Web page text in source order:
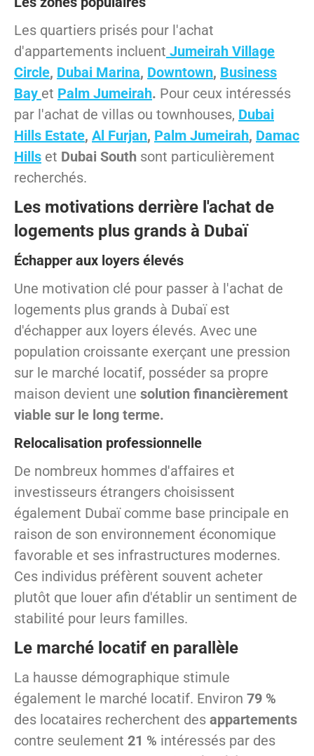
Les quartiers prisés pour l'achat
d'appartements incluent Jumeirah Village
Circle, Dubai Marina, Downtown, Business
Bay et Palm Jumeirah. Pour ceux intéressés
par l'achat de villas ou townhouses, Dubai
Hills Estate, Al Furjan, Palm Jumeirah, Damac
Hills et Dubai South sont particulièrement
recherchés.
Les motivations derrière l'achat de
logements plus grands à Dubaï
Échapper aux loyers élevés
Une motivation clé pour passer à l'achat de
logements plus grands à Dubaï est
d'échapper aux loyers élevés. Avec une
population croissante exerçant une pression
sur le marché locatif, posséder sa propre
maison devient une solution financièrement
viable sur le long terme.
Relocalisation professionnelle
De nombreux hommes d'affaires et
investisseurs étrangers choisissent
également Dubaï comme base principale en
raison de son environnement économique
favorable et ses infrastructures modernes.
Ces individus préfèrent souvent acheter
plutôt que louer afin d'établir un sentiment de
stabilité pour leurs familles.
Le marché locatif en parallèle
La hausse démographique stimule
également le marché locatif. Environ 79 %
des locataires recherchent des appartements
contre seulement 21 % intéressés par des